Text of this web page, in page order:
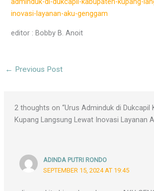
inovasi-layanan-aku-genggam
editor : Bobby B. Anoit
← Previous Post
2 thoughts on “Urus Adminduk di Dukcapil
Kupang Langsung Lewat Inovasi Layanan
ADINDA PUTRI RONDO
SEPTEMBER 15, 2024 AT 19:45